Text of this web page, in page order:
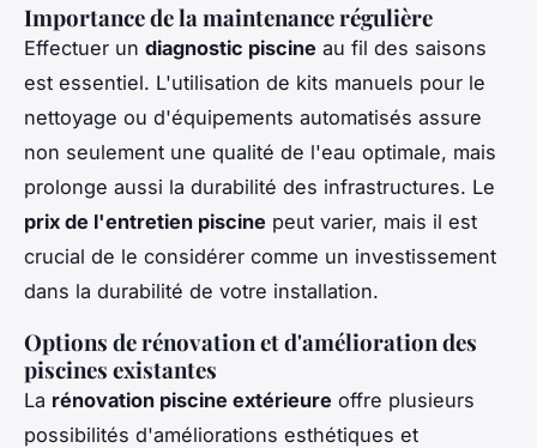
Importance de la maintenance régulière
Effectuer un diagnostic piscine au fil des saisons
est essentiel. L'utilisation de kits manuels pour le
nettoyage ou d'équipements automatisés assure
non seulement une qualité de l'eau optimale, mais
prolonge aussi la durabilité des infrastructures. Le
prix de l'entretien piscine peut varier, mais il est
crucial de le considérer comme un investissement
dans la durabilité de votre installation.
Options de rénovation et d'amélioration des
piscines existantes
La rénovation piscine extérieure offre plusieurs
possibilités d'améliorations esthétiques et